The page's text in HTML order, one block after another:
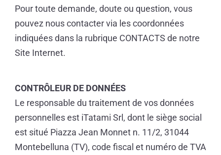
Pour toute demande, doute ou question, vous
pouvez nous contacter via les coordonnées
indiquées dans la rubrique CONTACTS de notre
Site Internet.
CONTRÔLEUR DE DONNÉES
Le responsable du traitement de vos données
personnelles est iTatami Srl, dont le siège social
est situé Piazza Jean Monnet n. 11/2, 31044
Montebelluna (TV), code fiscal et numéro de TVA